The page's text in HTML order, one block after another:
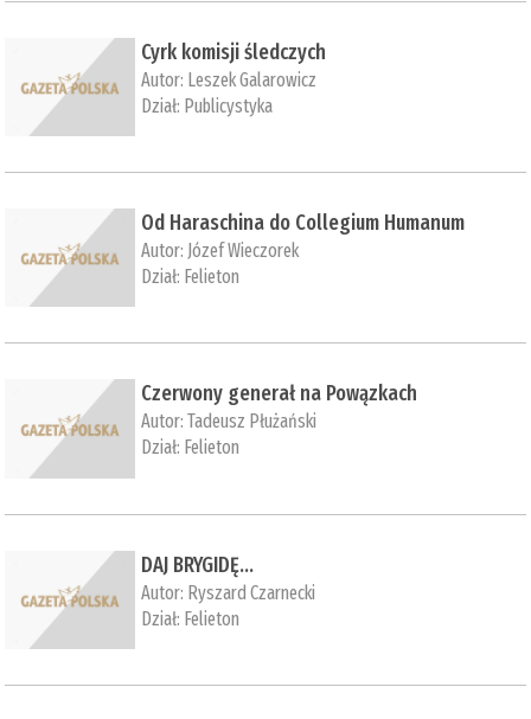
Cyrk komisji śledczych
Autor: Leszek Galarowicz
Dział: Publicystyka
Od Haraschina do Collegium Humanum
Autor: Józef Wieczorek
Dział: Felieton
Czerwony generał na Powązkach
Autor:Tadeusz Płużański
Dział: Felieton
DAJ BRYGIDĘ...
Autor: Ryszard Czarnecki
Dział: Felieton